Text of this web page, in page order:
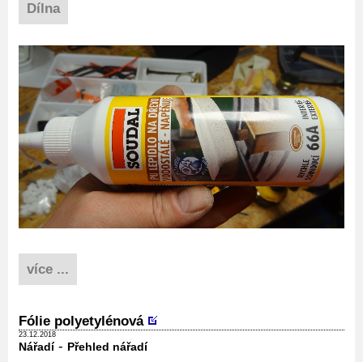
Dílna
více ...
Fólie polyetylénová
23.12.2018
Nářadí- Přehled nářadí